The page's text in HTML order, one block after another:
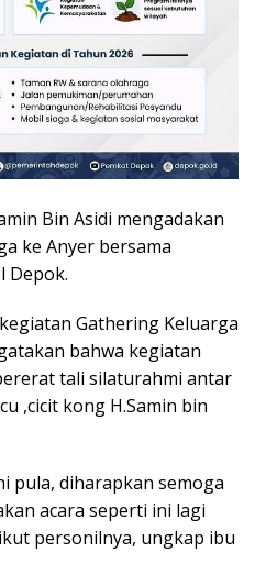
Bin Asidi mengadakan
ke Anyer bersama
Depok.
Gathering Keluarga
bahwa kegiatan
tali silaturahmi antar
,cicit kong H.Samin bin
pula, diharapkan semoga
acara seperti ini lagi
personilnya, ungkap ibu